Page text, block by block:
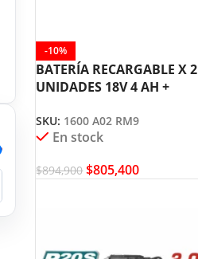
-10%
BATERÍA RECARGABLE X 2
UNIDADES 18V 4 AH +
SKU: 1600 A02 RM9
En stock
$894,900 $805,400